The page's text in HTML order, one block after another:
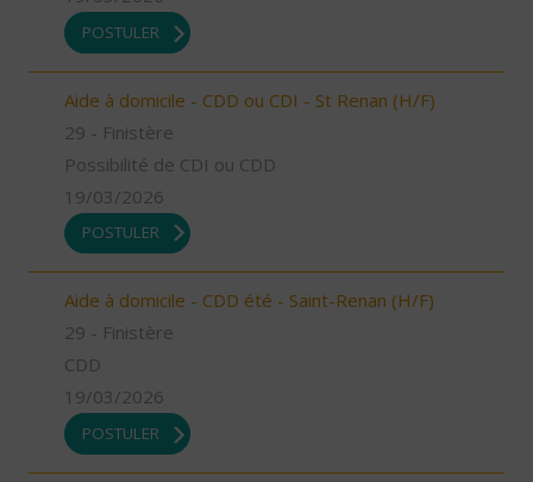
POSTULER
Aide à domicile - CDD ou CDI - St Renan (H/F)
29 - Finistère
Possibilité de CDI ou CDD
19/03/2026
POSTULER
Aide à domicile - CDD été - Saint-Renan (H/F)
29 - Finistère
CDD
19/03/2026
POSTULER